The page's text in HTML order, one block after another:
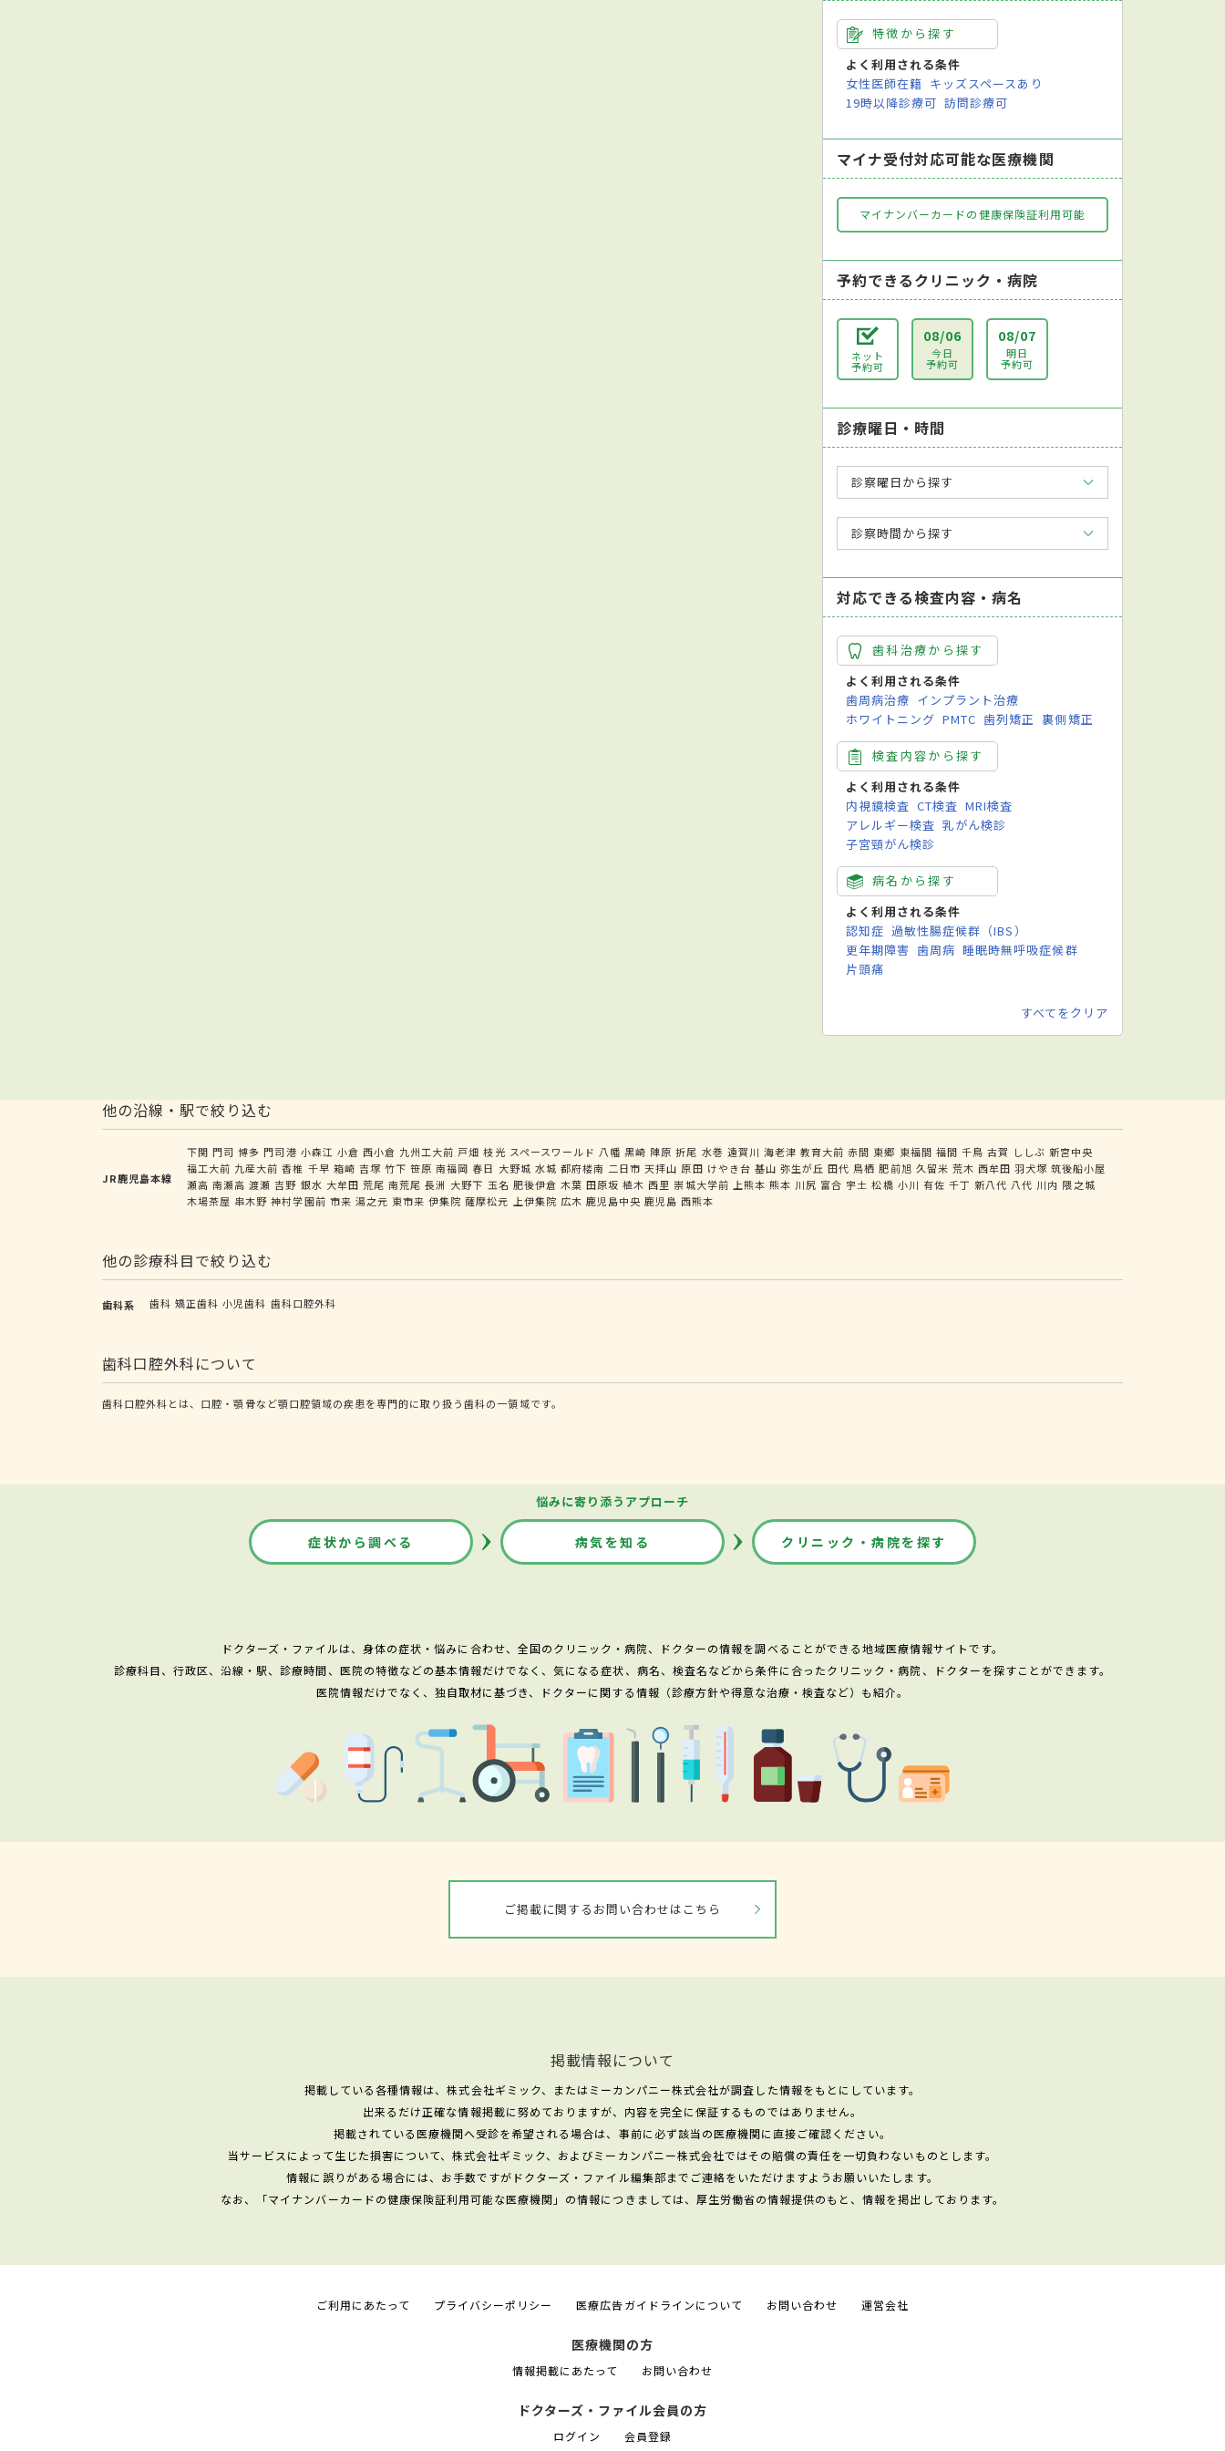
特徴から探す
よく利用される条件
女性医師在籍 キッズスペースあり
19時以降診療可 訪問診療可
マイナ受付対応可能な医療機関
マイナンバーカードの健康保険証利用可能
予約できるクリニック・病院
ネット
予約可
08/06
今日
予約可
08/07
明日
予約可
診療曜日・時間
診察曜日から探す
診察時間から探す
対応できる検査内容・病名
歯科治療から探す
よく利用される条件
歯周病治療 インプラント治療
ホワイトニング PMTC 歯列矯正 裏側矯正
検査内容から探す
よく利用される条件
内視鏡検査 CT検査 MRI検査
アレルギー検査 乳がん検診
子宮頸がん検診
病名から探す
よく利用される条件
認知症 過敏性腸症候群（IBS）
更年期障害 歯周病 睡眠時無呼吸症候群
片頭痛
すべてをクリア
他の沿線・駅で絞り込む
JR鹿児島本線
下関 門司 博多 門司港 小森江 小倉 西小倉 九州工大前 戸畑 枝光 スペースワールド 八幡 黒崎 陣原 折尾 水巻 遠賀川 海老津 教育大前 赤間 東郷 東福間 福間 千鳥 古賀 ししぶ 新宮中央
福工大前 九産大前 香椎 千早 箱崎 吉塚 竹下 笹原 南福岡 春日 大野城 水城 都府楼南 二日市 天拝山 原田 けやき台 基山 弥生が丘 田代 鳥栖 肥前旭 久留米 荒木 西牟田 羽犬塚 筑後船小屋
瀬高 南瀬高 渡瀬 吉野 銀水 大牟田 荒尾 南荒尾 長洲 大野下 玉名 肥後伊倉 木葉 田原坂 植木 西里 崇城大学前 上熊本 熊本 川尻 富合 宇土 松橋 小川 有佐 千丁 新八代 八代 川内 隈之城
木場茶屋 串木野 神村学園前 市来 湯之元 東市来 伊集院 薩摩松元 上伊集院 広木 鹿児島中央 鹿児島 西熊本
他の診療科目で絞り込む
歯科系 歯科 矯正歯科 小児歯科 歯科口腔外科
歯科口腔外科について
歯科口腔外科とは、口腔・顎骨など顎口腔領域の疾患を専門的に取り扱う歯科の一領域です。
悩みに寄り添うアプローチ
症状から調べる 病気を知る クリニック・病院を探す
ドクターズ・ファイルは、身体の症状・悩みに合わせ、全国のクリニック・病院、ドクターの情報を調べることができる地域医療情報サイトです。
診療科目、行政区、沿線・駅、診療時間、医院の特徴などの基本情報だけでなく、気になる症状、病名、検査名などから条件に合ったクリニック・病院、ドクターを探すことができます。
医院情報だけでなく、独自取材に基づき、ドクターに関する情報（診療方針や得意な治療・検査など）も紹介。
ご掲載に関するお問い合わせはこちら
掲載情報について
掲載している各種情報は、株式会社ギミック、またはミーカンパニー株式会社が調査した情報をもとにしています。
出来るだけ正確な情報掲載に努めておりますが、内容を完全に保証するものではありません。
掲載されている医療機関へ受診を希望される場合は、事前に必ず該当の医療機関に直接ご確認ください。
当サービスによって生じた損害について、株式会社ギミック、およびミーカンパニー株式会社ではその賠償の責任を一切負わないものとします。
情報に誤りがある場合には、お手数ですがドクターズ・ファイル編集部までご連絡をいただけますようお願いいたします。
なお、「マイナンバーカードの健康保険証利用可能な医療機関」の情報につきましては、厚生労働省の情報提供のもと、情報を掲出しております。
ご利用にあたって プライバシーポリシー 医療広告ガイドラインについて お問い合わせ 運営会社
医療機関の方
情報掲載にあたって お問い合わせ
ドクターズ・ファイル会員の方
ログイン 会員登録